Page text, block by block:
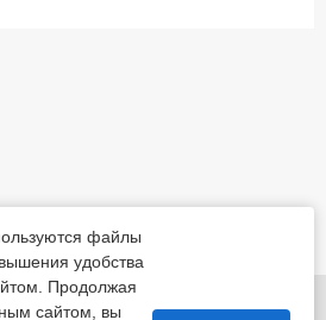
обл., Магнитогорск, шоссе
файлы
удобства
Продолжая
сайтом, вы